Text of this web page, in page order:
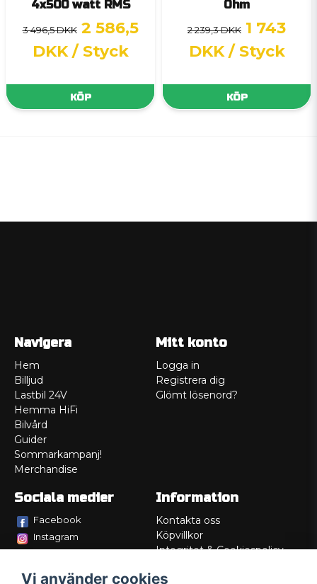
4x500 watt RMS
3 496,5 DKK 2 586,5
DKK / Styck
KÖP
Ohm
2 239,3 DKK 1 743
DKK / Styck
KÖP
Navigera
Hem
Billjud
Lastbil 24V
Hemma HiFi
Bilvård
Guider
Sommarkampanj!
Merchandise
Mitt konto
Logga in
Registrera dig
Glömt lösenord?
Sociala medier
Facebook
Instagram
Information
Kontakta oss
Köpvillkor
Integritet & Cookiespolicy
Service/Garanti
Vi använder cookies